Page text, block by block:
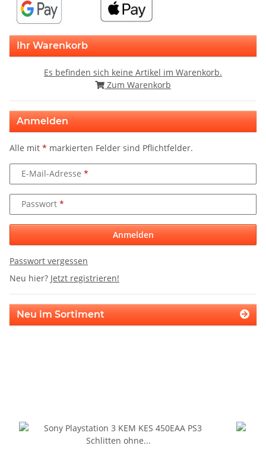
Ihr Warenkorb
Es befinden sich keine Artikel im Warenkorb.
Zum Warenkorb
Anmelden
Alle mit * markierten Felder sind Pflichtfelder.
E-Mail-Adresse
Passwort
Anmelden
Passwort vergessen
Neu hier? Jetzt registrieren!
Neu im Sortiment